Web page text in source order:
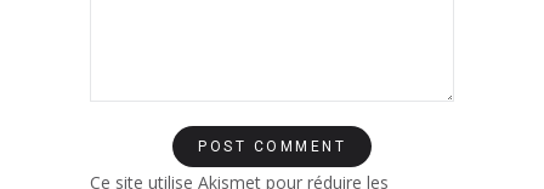
Ce site utilise Akismet pour réduire les